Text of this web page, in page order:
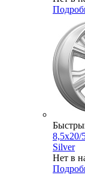
8,5x20/
Silver
Нет в